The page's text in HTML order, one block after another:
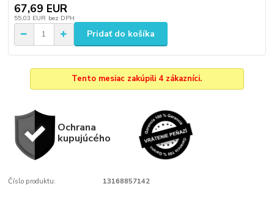
67,69 EUR
55,03 EUR bez DPH
Pridať do košíka
Tento mesiac zakúpili 4 zákazníci.
Ochrana
kupujúcého
Číslo produktu: 13168857142